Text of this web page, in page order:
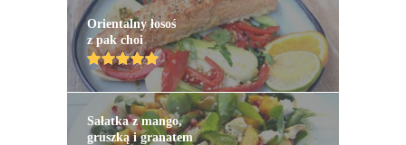
Orientalny łosoś
z pak choi
Sałatka z mango,
gruszką i granatem